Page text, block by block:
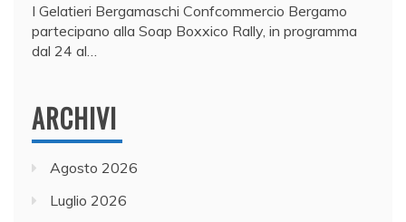
I Gelatieri Bergamaschi Confcommercio Bergamo
partecipano alla Soap Boxxico Rally, in programma
dal 24 al…
ARCHIVI
Agosto 2026
Luglio 2026